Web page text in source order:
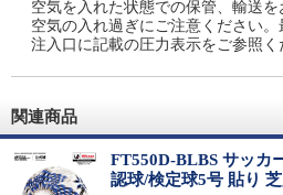
空気を入れた状態での保管、輸送を
空気の入れ過ぎにご注意ください
注入口に記載の圧力表示をご参照く
関連商品
FT550D-BLBS サッカ
認球/検定球5号 貼り 芝